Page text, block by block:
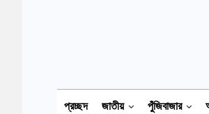
প্রচ্ছদ জাতীয় পুঁজিবাজার